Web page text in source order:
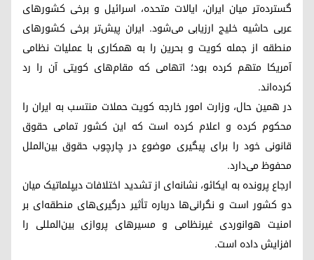
گسترده‌تر میان ایران، ایالات متحده، اسرائیل و برخی کشورهای
عربی حاشیه خلیج ارزیابی می‌شود. ایران پیش‌تر برخی کشورهای
منطقه از جمله کویت و بحرین را به همکاری با عملیات نظامی
آمریکا متهم کرده بود؛ اتهامی که مقام‌های کویتی آن را رد
کرده‌اند.
در همین حال، وزارت امور خارجه کویت حملات منتسب به ایران را
محکوم کرده و اعلام کرده است که این کشور تمامی حقوق
قانونی خود را برای پیگیری موضوع در چارچوب حقوق بین‌الملل
محفوظ می‌دارد.
ارجاع پرونده به ایکائو، نشانه‌ای از تشدید اختلافات دیپلماتیک میان
دو کشور است و نگرانی‌ها درباره تأثیر درگیری‌های منطقه‌ای بر
امنیت هوانوردی غیرنظامی و مسیرهای پروازی بین‌المللی را
افزایش داده است.